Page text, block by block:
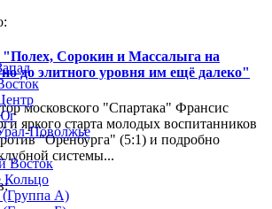
Сорокин и Массалыга на
до элитного уровня им ещё далеко"
московского "Спартака" Франсис
яркого старта молодых воспитанников
"Оренбурга" (5:1) и подробно
системы...
Поволжье
Восток
Кольцо
А)